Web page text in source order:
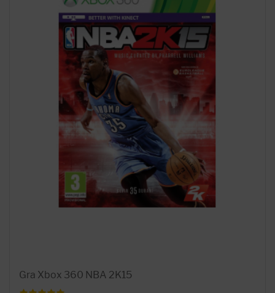
Gra Xbox 360 NBA 2K15